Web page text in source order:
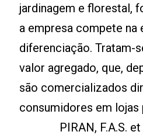
jardinagem e florestal,
a empresa compete na
diferenciação. Tratam-
valor agregado, que,
são comercializados
consumidores em lojas
PIRAN, F.A.S.